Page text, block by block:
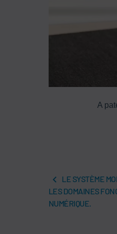
A
LE SYSTÈME
LES DOMAINES
NUMÉRIQUE.